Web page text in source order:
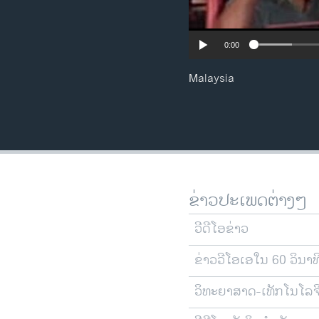
0:00
Malaysia
ຂ່າວປະເພດຕ່າງໆ
ວີດີໂອຂ່າວ
ຂ່າວວີໂອເອໃນ 60 ວິນາ
ວິທະຍາສາດ-ເທັກໂນໂລ